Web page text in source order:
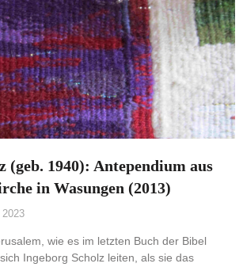
(geb. 1940): Antependium aus
in Wasungen (2013)
2023
wie es im letzten Buch der Bibel
Ingeborg Scholz leiten, als sie das